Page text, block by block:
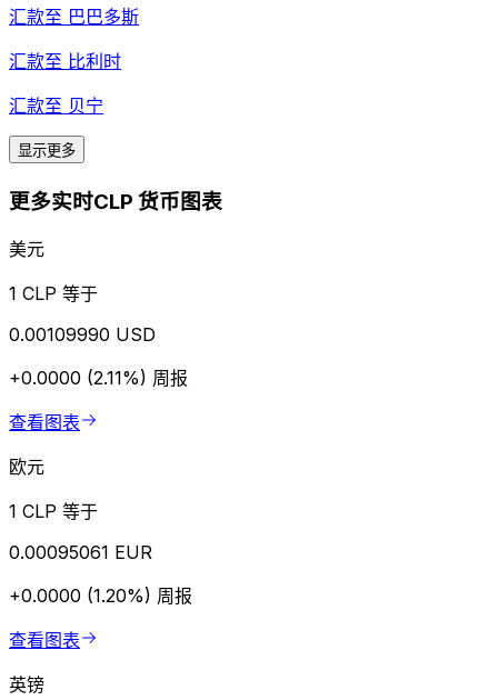
汇款至 巴巴多斯
汇款至 比利时
汇款至 贝宁
显示更多
更多实时CLP 货币图表
美元
1 CLP 等于
0.00109990 USD
+0.0000 (2.11%) 周报
查看图表
欧元
1 CLP 等于
0.00095061 EUR
+0.0000 (1.20%) 周报
查看图表
英镑